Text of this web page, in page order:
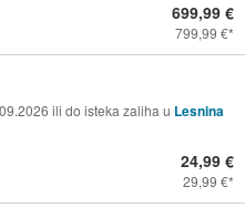
699,99 €
799,99 €
ili do isteka zaliha u Lesnina
24,99 €
29,99 €